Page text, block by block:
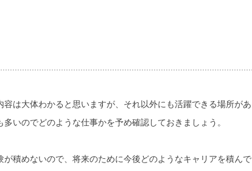
は大体わかると思いますが、それ以外にも活躍できる場所があ
いのでどのような仕事かを予め確認しておきましょう。
が積めないので、将来のために今後どのようなキャリアを積んで